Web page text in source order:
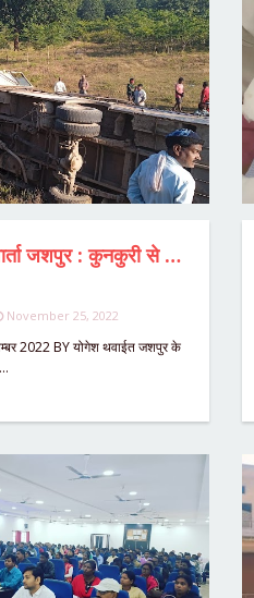
Big ब्रेकिंग पत्रवार्ता जशपुर : कुनकुरी से अम्बिकापुर जा रही यात्री बस पलटी,दर्जन भर यात्री घायल,मची अफरातफरी।
November 25, 2022
2022 BY योगेश थवाईत जशपुर के